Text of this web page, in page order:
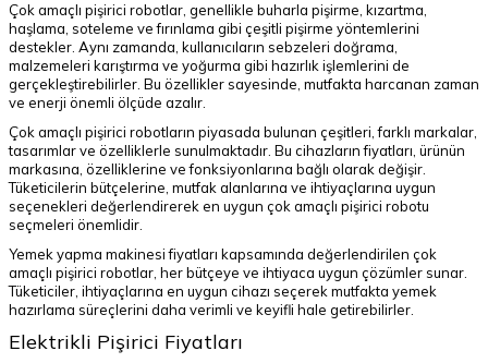
Çok amaçlı pişirici robotlar, genellikle buharla pişirme, kızartma,
haşlama, soteleme ve fırınlama gibi çeşitli pişirme yöntemlerini
destekler. Aynı zamanda, kullanıcıların sebzeleri doğrama,
malzemeleri karıştırma ve yoğurma gibi hazırlık işlemlerini de
gerçekleştirebilirler. Bu özellikler sayesinde, mutfakta harcanan zaman
ve enerji önemli ölçüde azalır.
Çok amaçlı pişirici robotların piyasada bulunan çeşitleri, farklı markalar,
tasarımlar ve özelliklerle sunulmaktadır. Bu cihazların fiyatları, ürünün
markasına, özelliklerine ve fonksiyonlarına bağlı olarak değişir.
Tüketicilerin bütçelerine, mutfak alanlarına ve ihtiyaçlarına uygun
seçenekleri değerlendirerek en uygun çok amaçlı pişirici robotu
seçmeleri önemlidir.
Yemek yapma makinesi fiyatları kapsamında değerlendirilen çok
amaçlı pişirici robotlar, her bütçeye ve ihtiyaca uygun çözümler sunar.
Tüketiciler, ihtiyaçlarına en uygun cihazı seçerek mutfakta yemek
hazırlama süreçlerini daha verimli ve keyifli hale getirebilirler.
Elektrikli Pişirici Fiyatları